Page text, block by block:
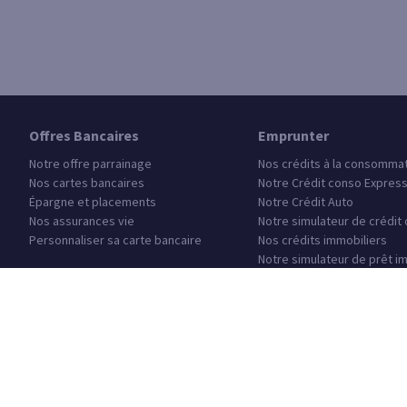
Offres Bancaires
Notre offre parrainage
Nos cartes bancaires
Épargne et placements
Nos assurances vie
Personnaliser sa carte bancaire
Emprunter
Nos crédits à la
Notre Crédit conso
Notre Crédit Auto
Notre simulateur de crédit
Nos crédits immobiliers
Notre simulateur de prêt